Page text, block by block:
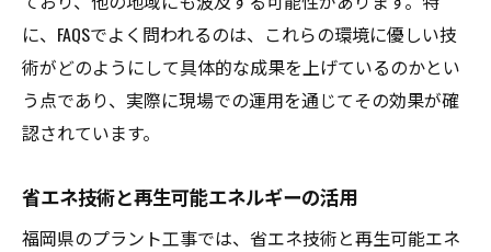
に、FAQSでよく問われるのは、これらの環境に優しい技
術がどのようにして具体的な成果を上げているのかとい
う点であり、実際に現場での運用を通じてその効果が確
認されています。
省エネ技術と再生可能エネルギーの活用
福岡県のプラント工事では、省エネ技術と再生可能エネ